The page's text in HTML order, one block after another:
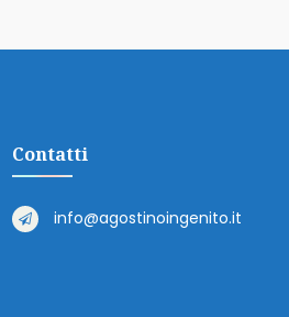
Contatti
info@agostinoingenito.it